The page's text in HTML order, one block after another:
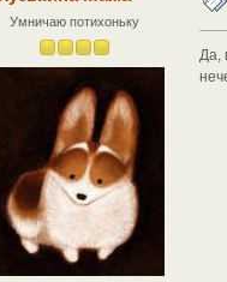
Умничаю потихоньку
Да,